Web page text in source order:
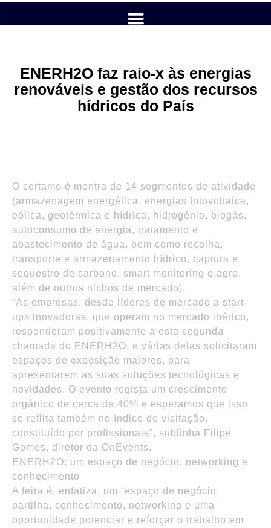
ENERH2O faz raio-x às energias
renováveis e gestão dos recursos
hídricos do País
O certame é montra de 14 segmentos de atividade
(armazenagem energética, energias fotovoltaica,
eólica, geotérmica e hídrica, hidrogénio, biogás,
autoconsumo de energia, tratamento e
abastecimento de água, bem como recolha,
transporte e armazenamento hídrico, captura e
sequestro de carbono, smart monitoring e agro,
além de outros nichos de mercado).
“As empresas, desde líderes de mercado a start-
ups inovadoras, que operam no mercado ibérico,
responderam positivamente a esta segunda
chamada do ENERH2O, e várias delas solicitaram
espaços de exposição maiores, para
apresentarem as suas soluções tecnológicas e
novidades. O evento regista um crescimento
orgânico de cerca de 40% e esperamos que isso
se reflita também no índice de visitação,
constituído por profissionais”, sublinha Filipe
Gomes, diretor da OnEvents.
ENERH2O: um espaço de negócio, networking e
conhecimento
A feira é, enfatiza, um “espaço de negócio,
partilha, conhecimento, networking e uma
oportunidade potenciar e reforçar o trabalho em